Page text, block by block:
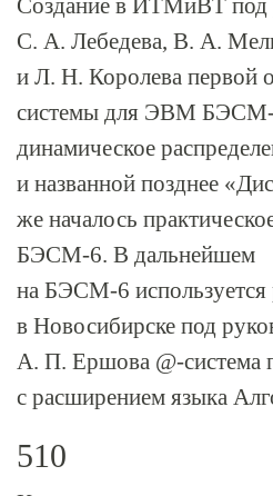
Создание в ИТМиВТ под
С. А. Лебедева, В. А.
и Л. Н. Королева первой
системы для ЭВМ
динамическое
и названной позднее «
же началось
БЭСМ-6. В дальнейшем
на БЭСМ-6
в Новосибирске под
А. П. Ершова @-система
с расширением языка
510